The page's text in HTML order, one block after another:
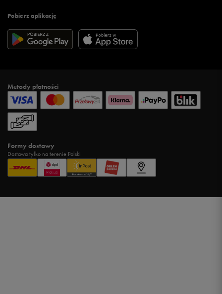
Pobierz aplikację
Metody płatności
Formy dostawy
Dostawa tylko na terenie Polski